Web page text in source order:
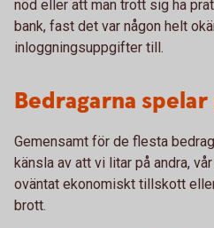
nöd eller att man trott sig ha
bank, fast det var någon helt
inloggningsuppgifter till.
Bedragarna
Gemensamt för de flesta
känsla av att vi litar på andra,
oväntat ekonomiskt tillskott
brott.